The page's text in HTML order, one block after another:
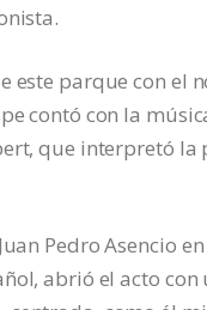
este parque con el
contó con la
que interpretó la
Pedro Asencio
abrió el acto con